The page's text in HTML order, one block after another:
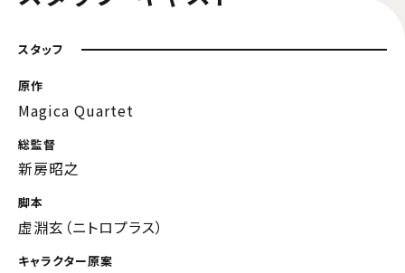
スタッフ
原作
Magica Quartet
総監督
新房昭之
脚本
虚淵玄（ニトロプラス）
キャラクター原案